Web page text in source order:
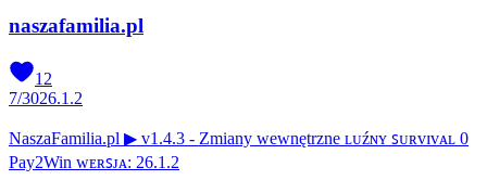
naszafamilia.pl
12
7/3026.1.2
NaszaFamilia.pl ▶ v1.4.3 - Zmiany wewnętrzne ʟᴜźɴʏ ꜱᴜʀᴠɪᴠᴀʟ 0
Pay2Win ᴡᴇʀꜱᴊᴀ: 26.1.2